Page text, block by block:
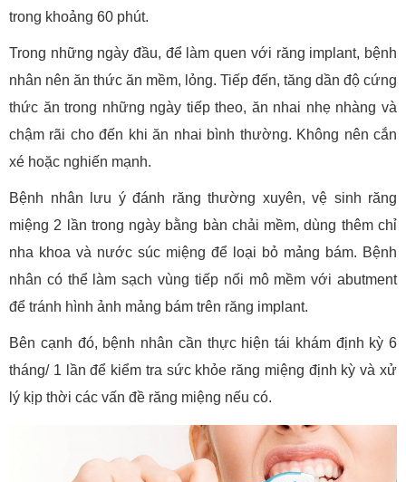
trong khoảng 60 phút.
Trong những ngày đầu, để làm quen với răng implant, bệnh
nhân nên ăn thức ăn mềm, lỏng. Tiếp đến, tăng dần độ cứng
thức ăn trong những ngày tiếp theo, ăn nhai nhẹ nhàng và
chậm rãi cho đến khi ăn nhai bình thường. Không nên cắn
xé hoặc nghiến mạnh.
Bệnh nhân lưu ý đánh răng thường xuyên, vệ sinh răng
miệng 2 lần trong ngày bằng bàn chải mềm, dùng thêm chỉ
nha khoa và nước súc miệng để loại bỏ mảng bám. Bệnh
nhân có thể làm sạch vùng tiếp nối mô mềm với abutment
để tránh hình ảnh mảng bám trên răng implant.
Bên cạnh đó, bệnh nhân cần thực hiện tái khám định kỳ 6
tháng/ 1 lần để kiểm tra sức khỏe răng miệng định kỳ và xử
lý kịp thời các vấn đề răng miệng nếu có.